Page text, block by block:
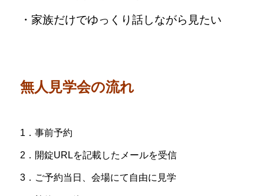
・家族だけでゆっくり話しながら見たい
無人見学会の流れ
1．事前予約
2．開錠URLを記載したメールを受信
3．ご予約当日、会場にて自由に見学